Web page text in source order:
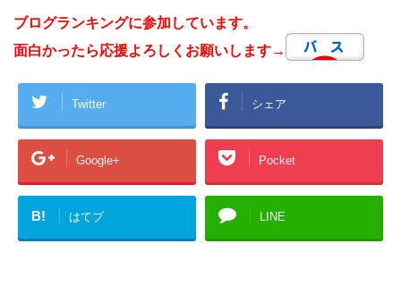
ブログランキングに参加しています。
面白かったら応援よろしくお願いします→
Twitter シェア
Google+ Pocket
B! はてブ LINE